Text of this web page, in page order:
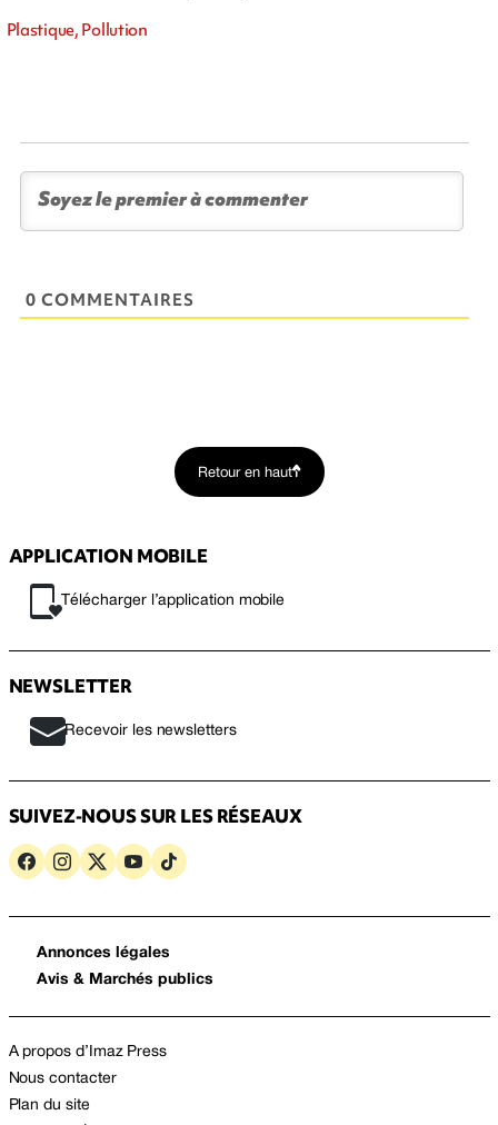
Plastique, Pollution
0 COMMENTAIRES
Retour en haut
APPLICATION MOBILE
Télécharger l’application mobile
NEWSLETTER
Recevoir les newsletters
SUIVEZ-NOUS SUR LES RÉSEAUX
Annonces légales
Avis & Marchés publics
A propos d’Imaz Press
Nous contacter
Plan du site